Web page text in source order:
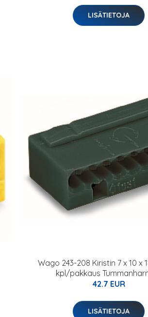
LISÄTIETOJA
Wago 243-208 Kiristin 7 x 10 x
kpl/pakkaus
42.7 EUR
LISÄTIETOJA